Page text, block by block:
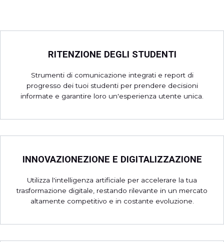
RITENZIONE DEGLI STUDENTI
Strumenti di comunicazione integrati e report di
progresso dei tuoi studenti per prendere decisioni
informate e garantire loro un'esperienza utente unica.
INNOVAZIONEZIONE E DIGITALIZZAZIONE
Utilizza l'intelligenza artificiale per accelerare la tua
trasformazione digitale, restando rilevante in un mercato
altamente competitivo e in costante evoluzione.